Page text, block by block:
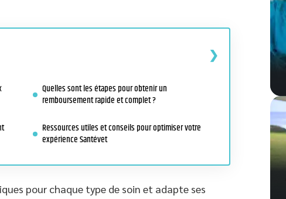
Quelles sont les étapes pour obtenir un
remboursement rapide et complet ?
Ressources utiles et conseils pour optimiser votre
expérience Santévet
pour chaque type de soin et adapte ses